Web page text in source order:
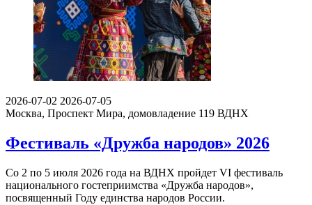
2026-07-02 2026-07-05
Москва, Проспект Мира, домовладение 119 ВДНХ
Фестиваль «Дружба народов» 2026
Со 2 по 5 июля 2026 года на ВДНХ пройдет VI фестиваль
национального гостеприимства «Дружба народов»,
посвященный Году единства народов России.